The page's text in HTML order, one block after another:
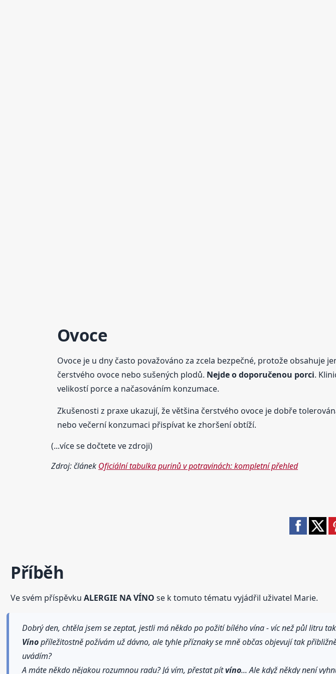
Ovoce
Ovoce je u dny často považováno za zcela bezpečné, protože obsahuje
čerstvého ovoce nebo sušených plodů. Nejde o doporučenou porci.
velikostí porce a načasováním konzumace.
Zkušenosti z praxe ukazují, že většina čerstvého ovoce je dobře
nebo večerní konzumaci přispívat ke zhoršení obtíží.
(...více se dočtete ve zdroji)
Zdroj: článek Oficiální tabulka purinů v potravinách: kompletní přehled
Příběh
Ve svém příspěvkuALERGIE NA VÍNO se k tomuto tématu vyjádřil uživatel Marie.
Dobrý den, chtěla jsem se zeptat, jestli má někdo po požití bílého vína - víc než půl litru
Vínopříležitostně požívám už dávno, ale tyhle příznaky se mně občas objevují tak
uvádím?
A máte někdo nějakou rozumnou radu? Já vím, přestat pítvíno... Ale když někdy není